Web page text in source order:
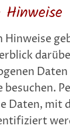
Hinweise
Hinweise
besuchen.
Daten, mit